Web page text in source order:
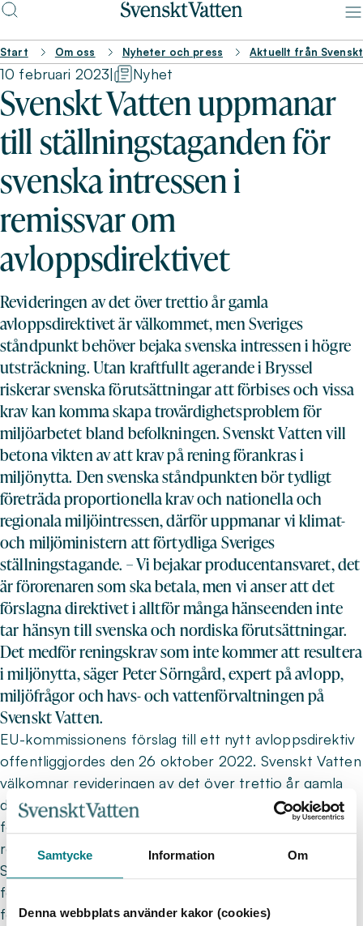
Samtycke Information Om
Denna webbplats använder kakor (cookies)
Start Om oss Nyheter och press Aktuellt från
10 februari 2023| Nyhet
Svenskt Vatten uppmanar
till ställningstaganden för
svenska intressen i
remissvar om
avloppsdirektivet
Revideringen av det över trettio år gamla
avloppsdirektivet är välkommet, men Sveriges
ståndpunkt behöver bejaka svenska intressen i högre
utsträckning. Utan kraftfullt agerande i Bryssel
riskerar svenska förutsättningar att förbises och vissa
krav kan komma skapa trovärdighetsproblem för
miljöarbetet bland befolkningen. Svenskt Vatten vill
betona vikten av att krav på rening förankras i
miljönytta. Den svenska ståndpunkten bör tydligt
företräda proportionella krav och nationella och
regionala miljöintressen, därför uppmanar vi klimat-
och miljöministern att förtydliga Sveriges
ställningstagande. – Vi bejakar producentansvaret, det
är förorenaren som ska betala, men vi anser att det
förslagna direktivet i alltför många hänseenden inte
tar hänsyn till svenska och nordiska förutsättningar.
Det medför reningskrav som inte kommer att resultera
i miljönytta, säger Peter Sörngård, expert på avlopp,
miljöfrågor och havs- och vattenförvaltningen på
Svenskt Vatten.
EU-kommissionens förslag till ett nytt avloppsdirektiv
offentliggjordes den 26 oktober 2022. Svenskt Vatten
välkomnar revideringen av det över trettio år gamla
direktivet 91/271/EEG. Särskilt positiva är vi till att
förorenarna av våra vatten ska betala för avancerad
rening av kemiska ämnen i läkemedel och kosmetika.
Samtidigt anser vi att det finns både
förbättringsmöjligheter och allvarliga brister i det
förslag som presenterats. Främst invänder vi mot att